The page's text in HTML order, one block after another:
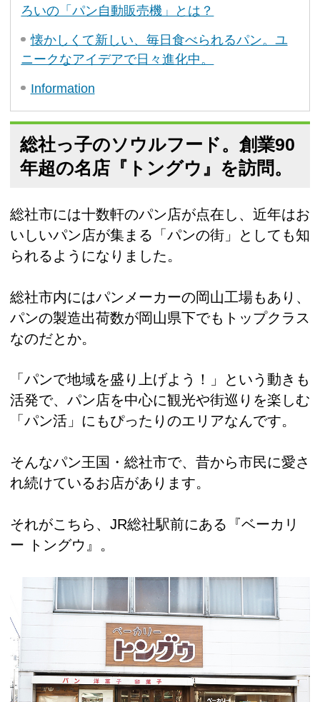
ろいの「パン自動販売機」とは？
懐かしくて新しい、毎日食べられるパン。ユ
ニークなアイデアで日々進化中。
Information
総社っ子のソウルフード。創業90
年超の名店『トングウ』を訪問。
総社市には十数軒のパン店が点在し、近年はお
いしいパン店が集まる「パンの街」としても知
られるようになりました。
総社市内にはパンメーカーの岡山工場もあり、
パンの製造出荷数が岡山県下でもトップクラス
なのだとか。
「パンで地域を盛り上げよう！」という動きも
活発で、パン店を中心に観光や街巡りを楽しむ
「パン活」にもぴったりのエリアなんです。
そんなパン王国・総社市で、昔から市民に愛さ
れ続けているお店があります。
それがこちら、JR総社駅前にある『ベーカリ
ー トングウ』。